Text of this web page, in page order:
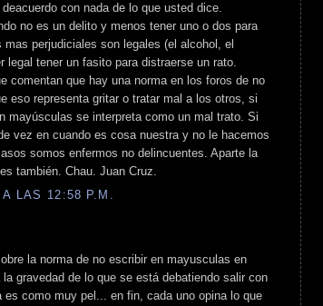
con nada de lo que usted dice.
no es un delito y menos tener uno o dos para
perjudiciales son legales (el alcohol, el
legal tener un fasito para distraerse un rato.
comentan que hay una norma en los foros de no
eso representa gritar o tratar mal a los otros, si
mayúsculas se interpreta como un mal trato. Si
vez en cuando es cosa nuestra y no le hacemos
somos enfermos no delincuentes. Aparte la
también. Chau. Juan Cruz.
LAS 12:58 P.M.
la norma de no escribir en mayusculas en
gravedad de lo que se está debatiendo salir con
como muy pel... en fin, cada uno opina lo que